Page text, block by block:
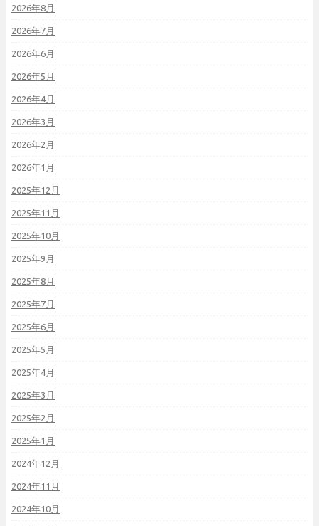
2026年8月
2026年7月
2026年6月
2026年5月
2026年4月
2026年3月
2026年2月
2026年1月
2025年12月
2025年11月
2025年10月
2025年9月
2025年8月
2025年7月
2025年6月
2025年5月
2025年4月
2025年3月
2025年2月
2025年1月
2024年12月
2024年11月
2024年10月